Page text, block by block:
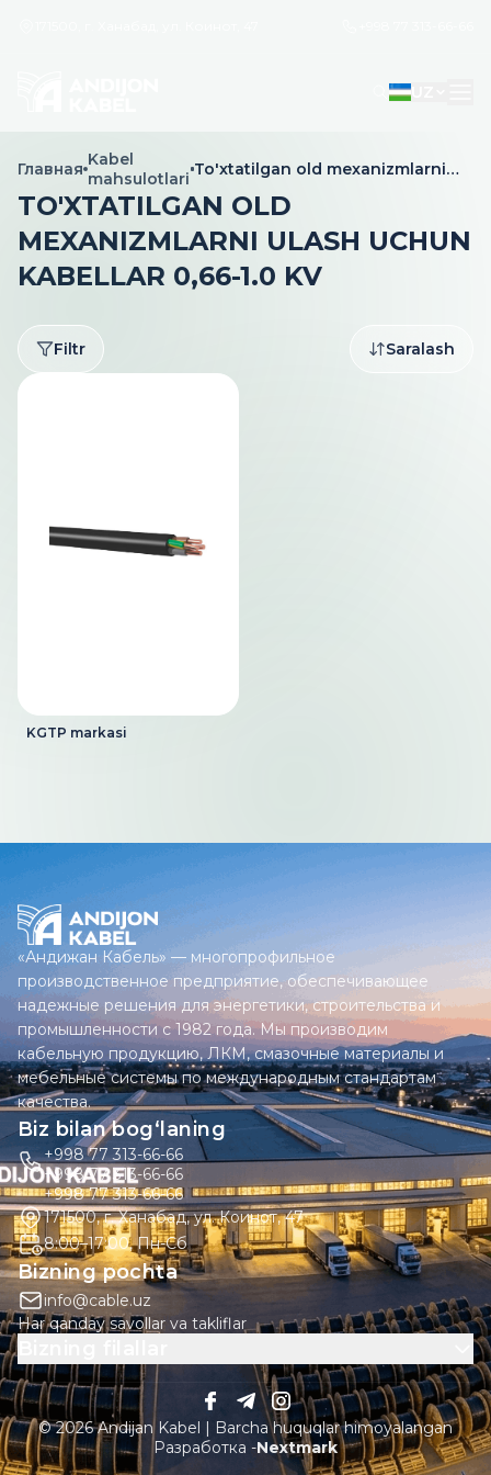
Главная Kabel
mahsulotlari To'xtatilgan old mexanizmlarni
TO'XTATILGAN OLD
MEXANIZMLARNI ULASH UCHUN
KABELLAR 0,66-1.0 KV
Filtr Saralash
KGTP markasi
«Андижан Кабель» — многопрофильное
производственное предприятие, обеспечивающее
надежные решения для энергетики, строительства и
промышленности с 1982 года. Мы производим
кабельную продукцию, ЛКМ, смазочные материалы и
мебельные системы по международным стандартам
качества.
Biz bilan bog‘laning
+998 77 313-66-66
+998 77 313-66-66
+998 77 313-66-66
171500, г. Ханабад, ул. Коинот, 47
8:00–17:00, Пн-Сб
Bizning pochta
info@cable.uz
Har qanday savollar va takliflar
© 2026 Andijan Kabel | Barcha huquqlar himoyalangan
Разработка -Nextmark